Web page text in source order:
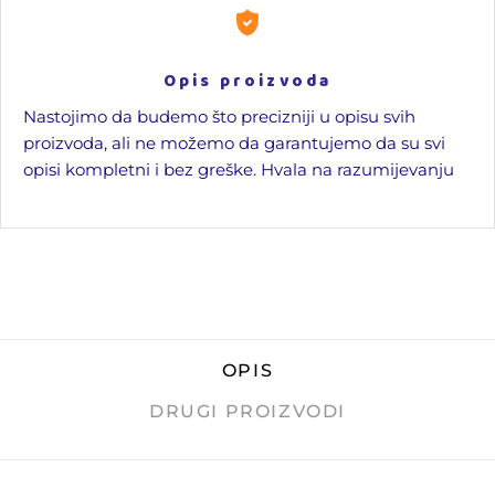
Opis proizvoda
Nastojimo da budemo što precizniji u opisu svih
proizvoda, ali ne možemo da garantujemo da su svi
opisi kompletni i bez greške. Hvala na razumijevanju
OPIS
DRUGI PROIZVODI